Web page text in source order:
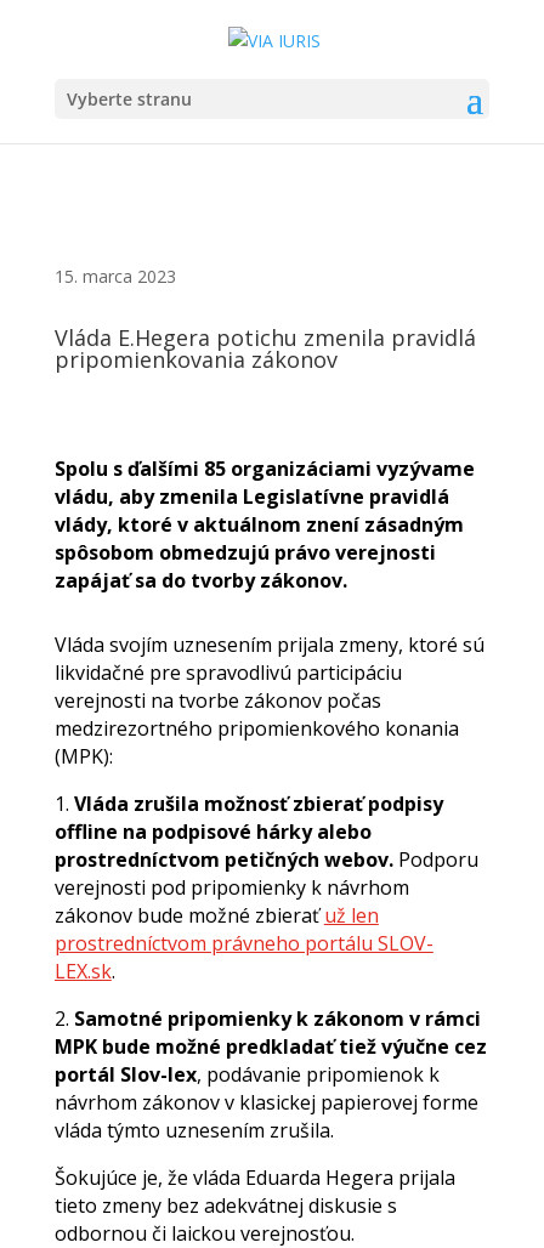
Vyberte stranu
15. marca 2023
Vláda E.Hegera potichu zmenila pravidlá
pripomienkovania zákonov
Spolu s ďalšími 85 organizáciami vyzývame
vládu, aby zmenila Legislatívne pravidlá
vlády, ktoré v aktuálnom znení zásadným
spôsobom obmedzujú právo verejnosti
zapájať sa do tvorby zákonov.
Vláda svojím uznesením prijala zmeny, ktoré sú
likvidačné pre spravodlivú participáciu
verejnosti na tvorbe zákonov počas
medzirezortného pripomienkového konania
(MPK):
1. Vláda zrušila možnosť zbierať podpisy
offline na podpisové hárky alebo
prostredníctvom petičných webov.Podporu
verejnosti pod pripomienky k návrhom
zákonov bude možné zbieraťuž len
prostredníctvom právneho portálu SLOV-
LEX.sk.
2. Samotné pripomienky k zákonom v rámci
MPK bude možné predkladať tiež výučne cez
portál Slov-lex, podávanie pripomienok k
návrhom zákonov v klasickej papierovej forme
vláda týmto uznesením zrušila.
Šokujúce je, že vláda Eduarda Hegera prijala
tieto zmeny bez adekvátnej diskusie s
odbornou či laickou verejnosťou.